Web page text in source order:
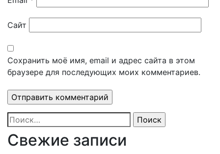
Сайт
Сохранить моё имя, email и адрес сайта в этом
браузере для последующих моих комментариев.
Найти:
Свежие записи